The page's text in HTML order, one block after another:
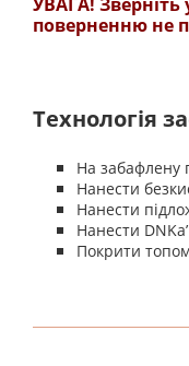
поверненню не
Технологія
На забафлену
Нанести
Нанести
Нанести
Покрити топом
На даний час